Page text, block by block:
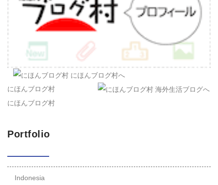
にほんブログ村
にほんブログ村
Portfolio
Indonesia